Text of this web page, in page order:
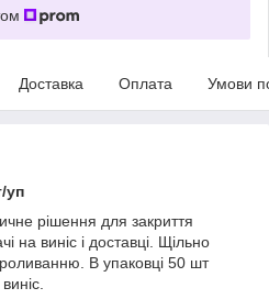
Доставка Оплата Умови
уп
рішення для закриття
на виніс і доставці. Щільно
В упаковці 50 шт